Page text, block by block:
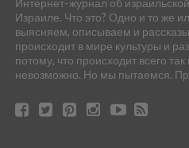
Интернет-журнал об израильской
Израиле. Что это? Одно и то же
выясняем, описываем и
происходит в мире культуры и
потому, что происходит всего
невозможно. Но мы пытаемся.